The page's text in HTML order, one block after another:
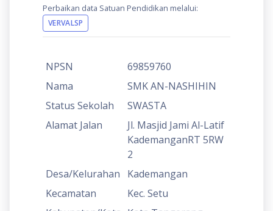
Perbaikan data Satuan Pendidikan melalui:
VERVALSP
NPSN
69859760
Nama
SMK AN-NASHIHIN
Status Sekolah
SWASTA
Alamat Jalan
Jl. Masjid Jami Al-Latif
KademanganRT 5RW
2
Desa/Kelurahan
Kademangan
Kecamatan
Kec. Setu